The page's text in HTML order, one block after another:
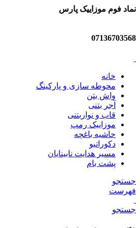
نماد فوم موزاییک پارس
07136703568
خانه
محوطه سازی و پارکینگ
واش بتن
آجر بتنی
قاب و نواربتنی
موزاییک رمپ
حاشیه باغچه
دکوراتیو
مسیر هدایت نابینایان
پشت بام
جستجو
فهرست
جستجو